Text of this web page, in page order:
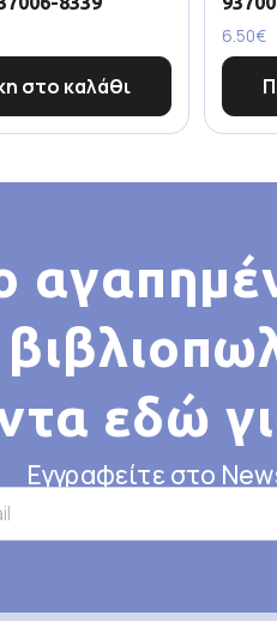
στο καλάθι
6.50€
εδώ
Εγγραφείτε στο